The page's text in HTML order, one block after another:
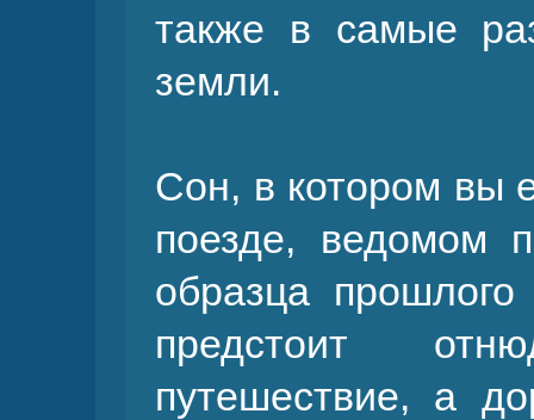
также в самые
земли.
Сон, в котором вы
поезде, ведомом
образца
предстоит
путешествие, а